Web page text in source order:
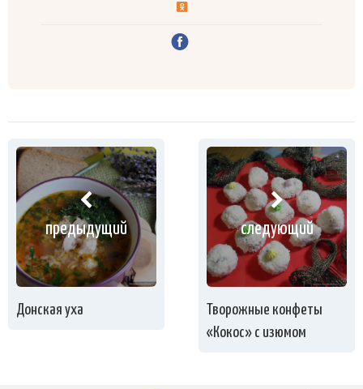
предыдущий
Донская уха
следующий
Творожные конфеты
«Кокос» с изюмом